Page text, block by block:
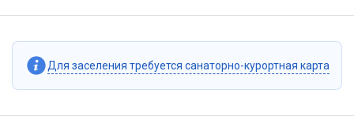
Для заселения требуется санаторно-курортная карта